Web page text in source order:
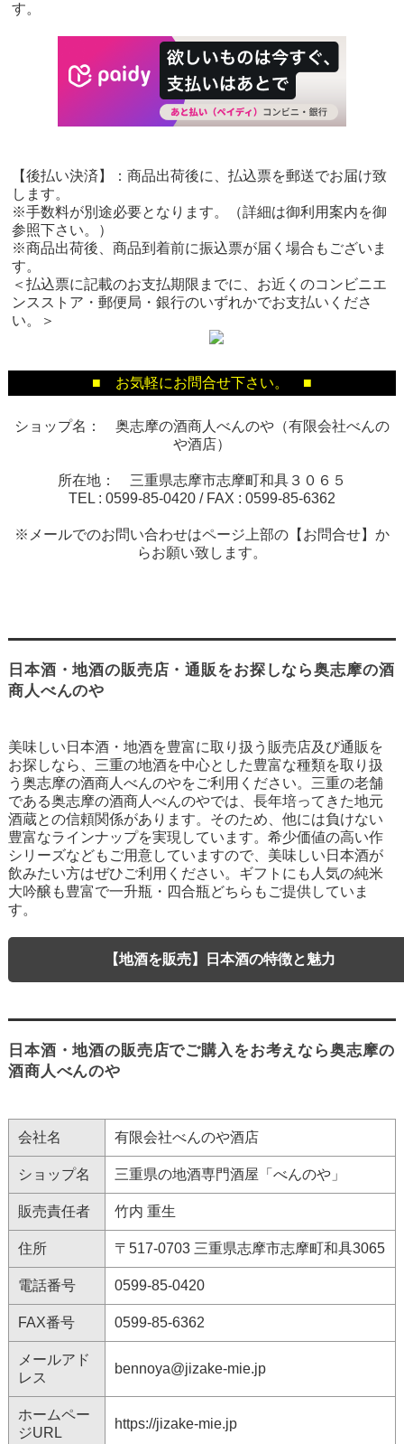
す。
【後払い決済】：商品出荷後に、払込票を郵送でお届け致
します。
※手数料が別途必要となります。（詳細は御利用案内を御
参照下さい。）
※商品出荷後、商品到着前に振込票が届く場合もございま
す。
＜払込票に記載のお支払期限までに、お近くのコンビニエ
ンスストア・郵便局・銀行のいずれかでお支払いくださ
い。＞
■ お気軽にお問合せ下さい。 ■
ショップ名： 奥志摩の酒商人べんのや（有限会社べんの
や酒店）
所在地： 三重県志摩市志摩町和具３０６５
TEL : 0599-85-0420 / FAX : 0599-85-6362
※メールでのお問い合わせはページ上部の【お問合せ】か
らお願い致します。
日本酒・地酒の販売店・通販をお探しなら奥志摩の酒
商人べんのや
美味しい日本酒・地酒を豊富に取り扱う販売店及び通販を
お探しなら、三重の地酒を中心とした豊富な種類を取り扱
う奥志摩の酒商人べんのやをご利用ください。三重の老舗
である奥志摩の酒商人べんのやでは、長年培ってきた地元
酒蔵との信頼関係があります。そのため、他には負けない
豊富なラインナップを実現しています。希少価値の高い作
シリーズなどもご用意していますので、美味しい日本酒が
飲みたい方はぜひご利用ください。ギフトにも人気の純米
大吟醸も豊富で一升瓶・四合瓶どちらもご提供していま
す。
【地酒を販売】日本酒の特徴と魅力
日本酒・地酒の販売店でご購入をお考えなら奥志摩の
酒商人べんのや
会社名 有限会社べんのや酒店
ショップ名 三重県の地酒専門酒屋「べんのや」
販売責任者 竹内 重生
住所 〒517-0703 三重県志摩市志摩町和具3065
電話番号 0599-85-0420
FAX番号 0599-85-6362
メールアド
レス
bennoya@jizake-mie.jp
ホームペー
ジURL
https://jizake-mie.jp